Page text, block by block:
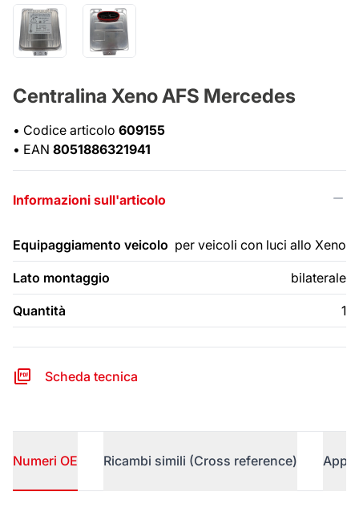
Centralina Xeno AFS Mercedes
• Codice articolo 609155
• EAN 8051886321941
Informazioni sull'articolo
Equipaggiamento veicolo per veicoli con luci allo Xeno
Lato montaggio bilaterale
Quantità 1
Scheda tecnica
Numeri OE Ricambi simili (Cross reference)